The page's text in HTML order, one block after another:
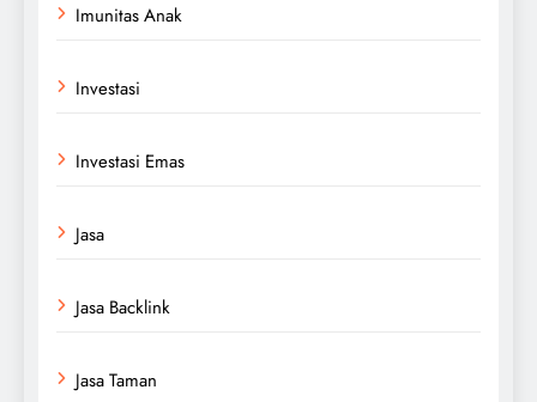
Imunitas Anak
Investasi
Investasi Emas
Jasa
Jasa Backlink
Jasa Taman